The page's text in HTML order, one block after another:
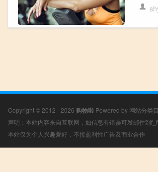
Copyright © 2012 - 2026 购物啦 Powered by 网站分类
声明：本站内容来自互联网，如信息有错误可发邮件到
本站仅为个人兴趣爱好，不接盈利性广告及商业合作